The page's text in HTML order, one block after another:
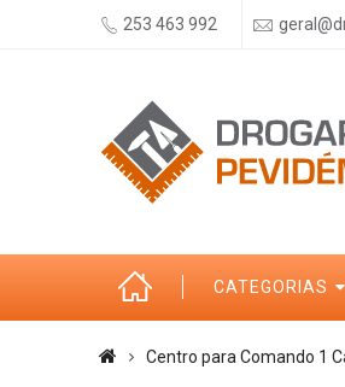
253 463 992
CATEGORIAS
Centro para Comando 1